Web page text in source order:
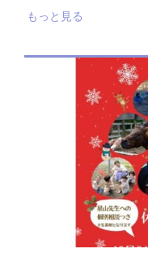
もっと見る